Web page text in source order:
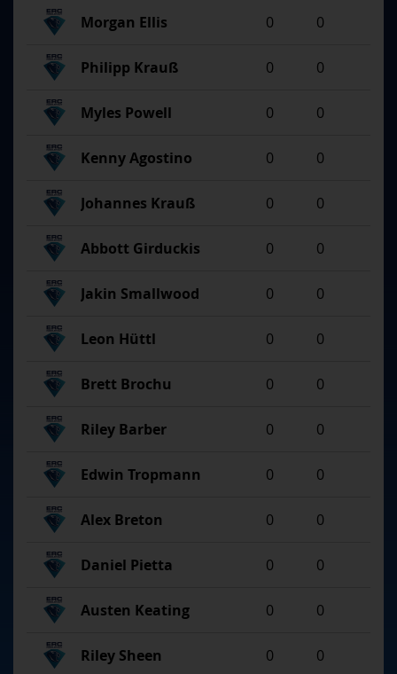
Morgan Ellis 0 0
Philipp Krauß 0 0
Myles Powell 0 0
Kenny Agostino 0 0
Johannes Krauß 0 0
Abbott Girduckis 0 0
Jakin Smallwood 0 0
Leon Hüttl 0 0
Brett Brochu 0 0
Riley Barber 0 0
Edwin Tropmann 0 0
Alex Breton 0 0
Daniel Pietta 0 0
Austen Keating 0 0
Riley Sheen 0 0